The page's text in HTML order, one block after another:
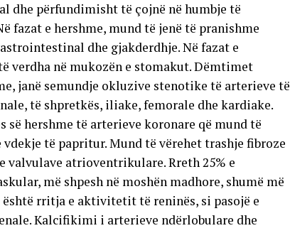
dhe përfundimisht të çojnë në humbje të
fazat e hershme, mund të jenë të pranishme
dhe gjakderdhje. Në fazat e
verdha në mukozën e stomakut. Dëmtimet
janë semundje okluzive stenotike të arterieve të
të shpretkës, iliake, femorale dhe kardiake.
së hershme të arterieve koronare që mund të
të papritur. Mund të vërehet trashje fibroze
atrioventrikulare. Rreth 25% e
më shpesh në moshën madhore, shumë më
rritja e aktivitetit të reninës, si pasojë e
Kalcifikimi i arterieve ndërlobulare dhe